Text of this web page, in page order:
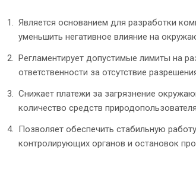
Является основанием для разработки
уменьшить негативное влияние на
Регламентирует допустимые лимиты на
ответственности за отсутствие
Снижает платежи за загрязнение
количество средств
Позволяет обеспечить стабильную
контролирующих органов и остановок